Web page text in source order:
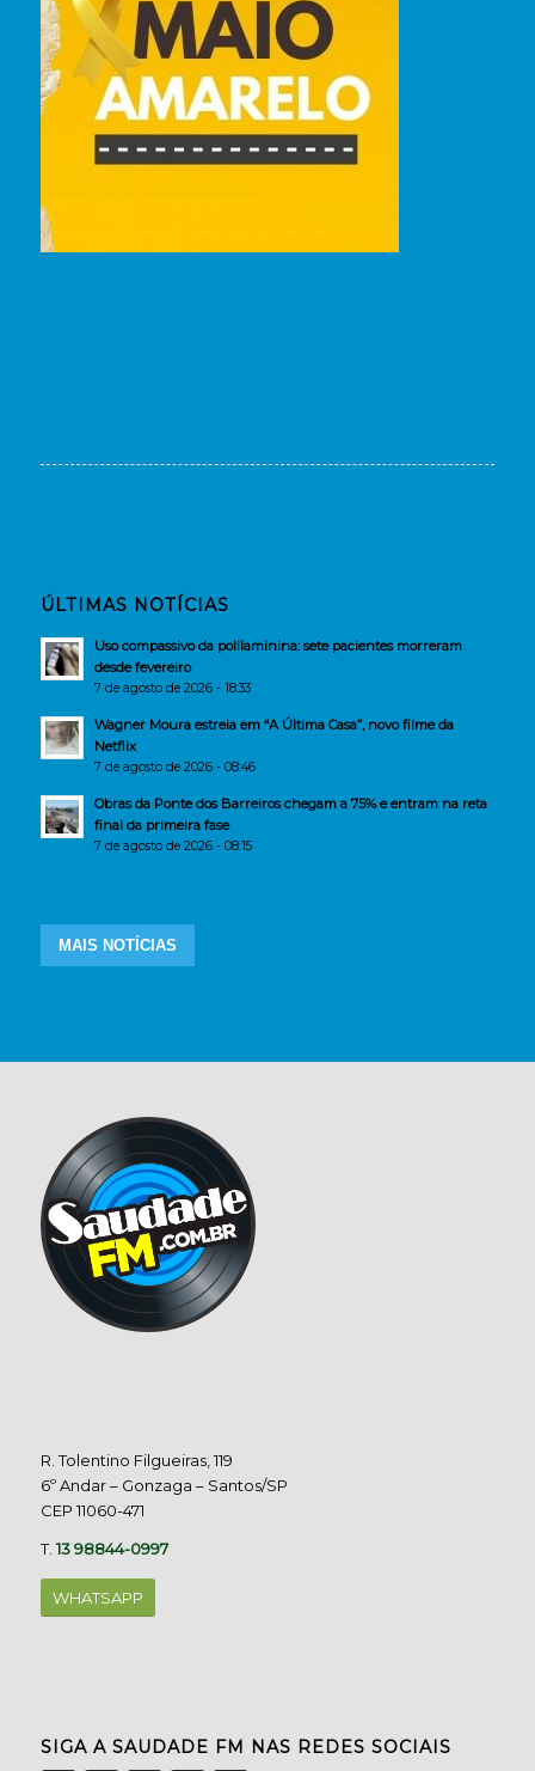
ÚLTIMAS NOTÍCIAS
Uso compassivo da polilaminina: sete pacientes morreram
desde fevereiro
7 de agosto de 2026 - 18:33
Wagner Moura estreia em “A Última Casa”, novo filme da
Netflix
7 de agosto de 2026 - 08:46
Obras da Ponte dos Barreiros chegam a 75% e entram na reta
final da primeira fase
7 de agosto de 2026 - 08:15
MAIS NOTÍCIAS
R. Tolentino Filgueiras, 119
6º Andar – Gonzaga – Santos/SP
CEP 11060-471
T.13 98844-0997
WHATSAPP
SIGA A SAUDADE FM NAS REDES SOCIAIS